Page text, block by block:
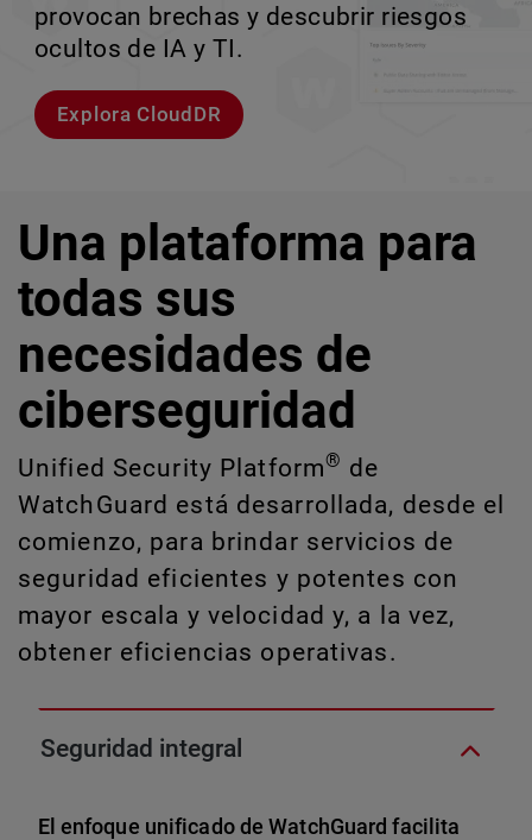
entornos empresariales de alta velocidad.
provocan brechas y descubrir riesgos
ocultos de IA y TI.
Explora CloudDR
escalar sin perder ningún pas
Conozcan a Rai
crecimiento escalable.
Conozca WatchGuard EDR
Una plataforma para
todas sus
necesidades de
ciberseguridad
Unified Security Platform® de
WatchGuard está desarrollada, desde el
comienzo, para brindar servicios de
seguridad eficientes y potentes con
mayor escala y velocidad y, a la vez,
obtener eficiencias operativas.
Seguridad integral
El enfoque unificado de WatchGuard facilita